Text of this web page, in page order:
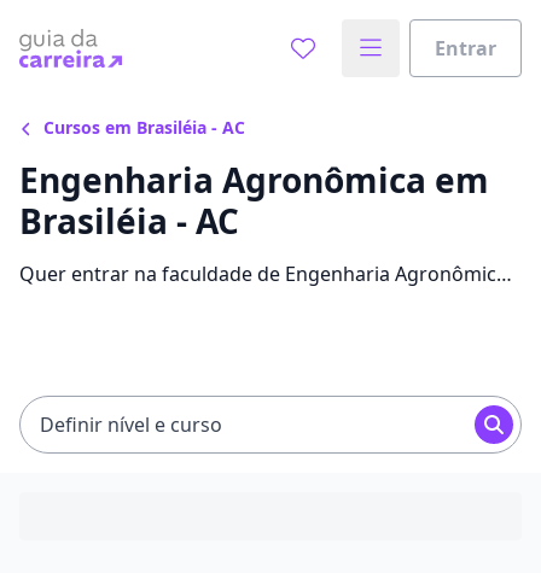
Entrar
Cursos em Brasiléia - AC
Engenharia Agronômica em
Brasiléia - AC
Quer entrar na faculdade de Engenharia Agronômica
Definir nível e curso